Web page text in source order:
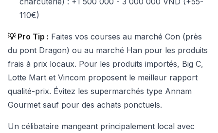
110€)
💡 Pro Tip : Faites vos courses au marché Con (près
du pont Dragon) ou au marché Han pour les produits
frais à prix locaux. Pour les produits importés, Big C,
Lotte Mart et Vincom proposent le meilleur rapport
qualité-prix. Évitez les supermarchés type Annam
Gourmet sauf pour des achats ponctuels.
Un célibataire mangeant principalement local avec